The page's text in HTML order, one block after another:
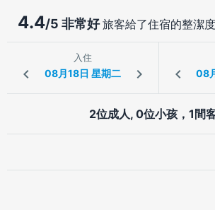
4.4/5 非常好旅客給了住宿的整潔
入住
2位成人, 0位小孩，1間